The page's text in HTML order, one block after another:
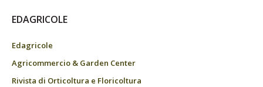
EDAGRICOLE
Edagricole
Agricommercio & Garden Center
Rivista di Orticoltura e Floricoltura